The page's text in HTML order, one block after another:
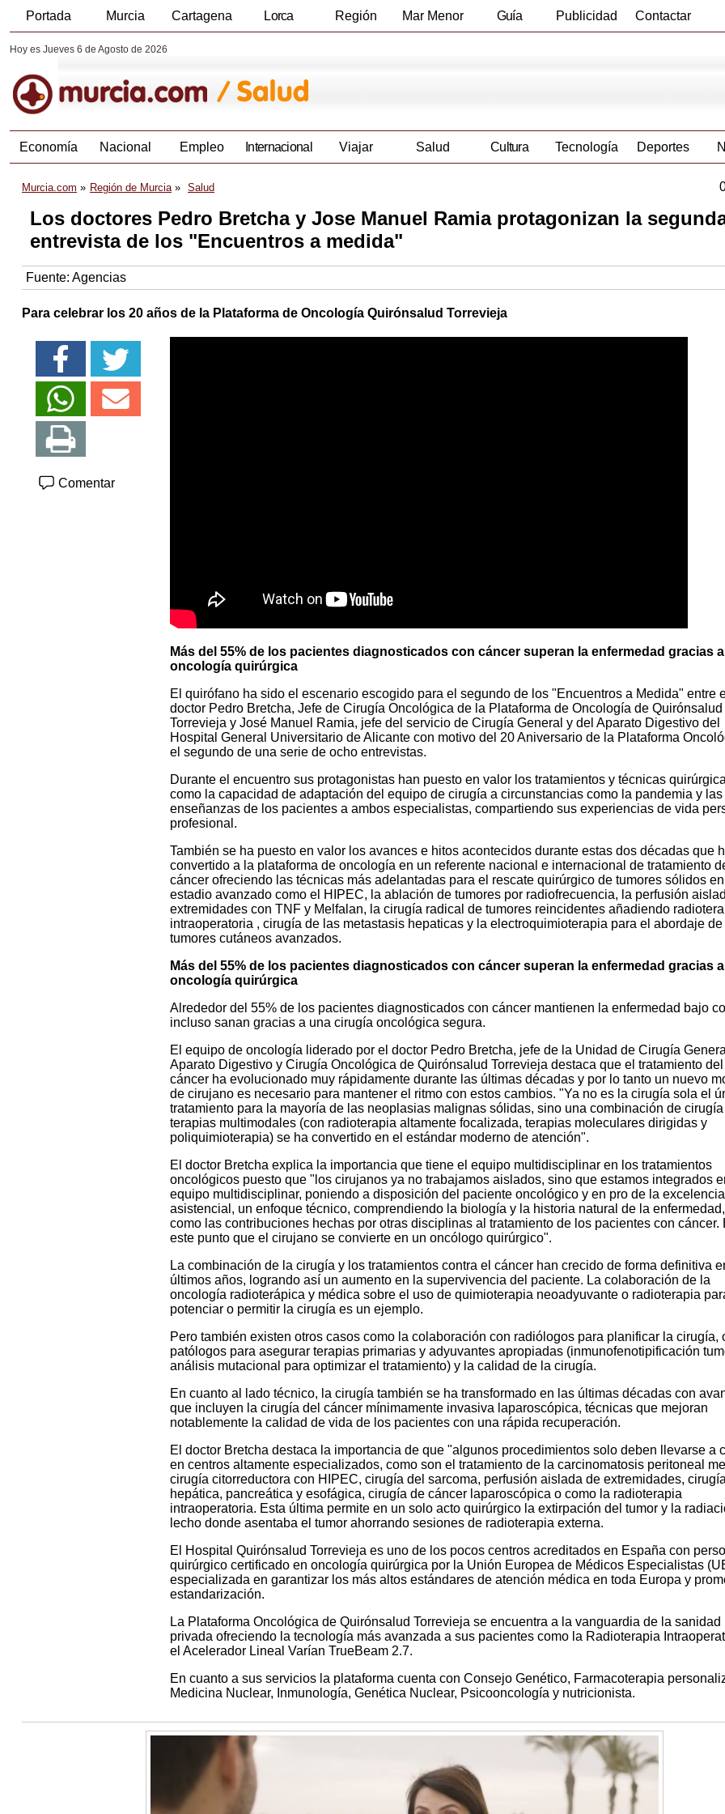
Portada Murcia Cartagena Lorca Región Mar Menor Guía Publicidad Contactar
Hoy es Jueves 6 de Agosto de 2026
Economía Nacional Empleo Internacional Viajar Salud Cultura Tecnología Deportes
Murcia.com Región de Murcia Salud
Los doctores Pedro Bretcha y Jose Manuel Ramia protagonizan la
entrevista de los "Encuentros a medida"
Fuente: Agencias
Para celebrar los 20 años de la Plataforma de Oncología Quirónsalud Torrevieja
Comentar
Más del 55% de los pacientes diagnosticados con cáncer superan la enfermedad gracias
oncología quirúrgica
El quirófano ha sido el escenario escogido para el segundo de los "Encuentros a Medida" entre
doctor Pedro Bretcha, Jefe de Cirugía Oncológica de la Plataforma de Oncología de Quirónsalud
Torrevieja y José Manuel Ramia, jefe del servicio de Cirugía General y del Aparato Digestivo del
Hospital General Universitario de Alicante con motivo del 20 Aniversario de la Plataforma
el segundo de una serie de ocho entrevistas.
Durante el encuentro sus protagonistas han puesto en valor los tratamientos y técnicas
como la capacidad de adaptación del equipo de cirugía a circunstancias como la pandemia y las
enseñanzas de los pacientes a ambos especialistas, compartiendo sus experiencias de vida
profesional.
También se ha puesto en valor los avances e hitos acontecidos durante estas dos décadas que
convertido a la plataforma de oncología en un referente nacional e internacional de tratamiento
cáncer ofreciendo las técnicas más adelantadas para el rescate quirúrgico de tumores sólidos en
estadio avanzado como el HIPEC, la ablación de tumores por radiofrecuencia, la perfusión
extremidades con TNF y Melfalan, la cirugía radical de tumores reincidentes añadiendo
intraoperatoria , cirugía de las metastasis hepaticas y la electroquimioterapia para el abordaje de
tumores cutáneos avanzados.
Más del 55% de los pacientes diagnosticados con cáncer superan la enfermedad gracias
oncología quirúrgica
Alrededor del 55% de los pacientes diagnosticados con cáncer mantienen la enfermedad bajo
incluso sanan gracias a una cirugía oncológica segura.
El equipo de oncología liderado por el doctor Pedro Bretcha, jefe de la Unidad de Cirugía
Aparato Digestivo y Cirugía Oncológica de Quirónsalud Torrevieja destaca que el tratamiento del
cáncer ha evolucionado muy rápidamente durante las últimas décadas y por lo tanto un nuevo
de cirujano es necesario para mantener el ritmo con estos cambios. "Ya no es la cirugía sola el
tratamiento para la mayoría de las neoplasias malignas sólidas, sino una combinación de
terapias multimodales (con radioterapia altamente focalizada, terapias moleculares dirigidas y
poliquimioterapia) se ha convertido en el estándar moderno de atención".
El doctor Bretcha explica la importancia que tiene el equipo multidisciplinar en los tratamientos
oncológicos puesto que "los cirujanos ya no trabajamos aislados, sino que estamos integrados
equipo multidisciplinar, poniendo a disposición del paciente oncológico y en pro de la excelencia
asistencial, un enfoque técnico, comprendiendo la biología y la historia natural de la
como las contribuciones hechas por otras disciplinas al tratamiento de los pacientes con cáncer.
este punto que el cirujano se convierte en un oncólogo quirúrgico".
La combinación de la cirugía y los tratamientos contra el cáncer han crecido de forma definitiva
últimos años, logrando así un aumento en la supervivencia del paciente. La colaboración de la
oncología radioterápica y médica sobre el uso de quimioterapia neoadyuvante o radioterapia
potenciar o permitir la cirugía es un ejemplo.
Pero también existen otros casos como la colaboración con radiólogos para planificar la cirugía,
patólogos para asegurar terapias primarias y adyuvantes apropiadas (inmunofenotipificación
análisis mutacional para optimizar el tratamiento) y la calidad de la cirugía.
En cuanto al lado técnico, la cirugía también se ha transformado en las últimas décadas con
que incluyen la cirugía del cáncer mínimamente invasiva laparoscópica, técnicas que mejoran
notablemente la calidad de vida de los pacientes con una rápida recuperación.
El doctor Bretcha destaca la importancia de que "algunos procedimientos solo deben llevarse a
en centros altamente especializados, como son el tratamiento de la carcinomatosis peritoneal
cirugía citorreductora con HIPEC, cirugía del sarcoma, perfusión aislada de extremidades,
hepática, pancreática y esofágica, cirugía de cáncer laparoscópica o como la radioterapia
intraoperatoria. Esta última permite en un solo acto quirúrgico la extirpación del tumor y la
lecho donde asentaba el tumor ahorrando sesiones de radioterapia externa.
El Hospital Quirónsalud Torrevieja es uno de los pocos centros acreditados en España con
quirúrgico certificado en oncología quirúrgica por la Unión Europea de Médicos Especialistas
especializada en garantizar los más altos estándares de atención médica en toda Europa y
estandarización.
La Plataforma Oncológica de Quirónsalud Torrevieja se encuentra a la vanguardia de la sanidad
privada ofreciendo la tecnología más avanzada a sus pacientes como la Radioterapia
el Acelerador Lineal Varían TrueBeam 2.7.
En cuanto a sus servicios la plataforma cuenta con Consejo Genético, Farmacoterapia
Medicina Nuclear, Inmunología, Genética Nuclear, Psicooncología y nutricionista.